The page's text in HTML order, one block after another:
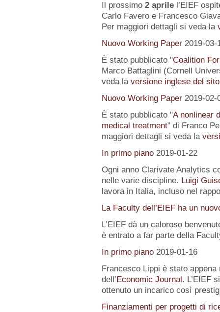
Il prossimo 2 aprilel’EIEF
Carlo Favero e Francesco
Per maggiori dettagli si veda la
Nuovo Working Paper 2019-03-
È stato pubblicato "Coalition
Marco Battaglini (Cornell
veda la versione inglese del sito
Nuovo Working Paper 2019-02-
È stato pubblicato "A nonlinear
medical treatment” di Franco
maggiori dettagli si veda la
In primo piano 2019-01-22
Ogni anno Clarivate Analytics
nelle varie discipline. Luigi
lavora in Italia, incluso nel
La Faculty dell’EIEF ha un
L’EIEF dà un caloroso
è entrato a far parte della
In primo piano 2019-01-16
Francesco Lippi è stato
dell’Economic Journal. L’EIEF
ottenuto un incarico così
Finanziamenti per progetti di